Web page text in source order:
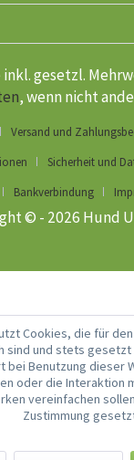
inkl. gesetzl.
, wenn nicht
Versand und
Sicherheit und
Bankverbindung
© - 2026 Hund
Cookies, die für
sind und stets gesetzt
bei Benutzung dieser
oder die Interaktion
vereinfachen
Zustimmung